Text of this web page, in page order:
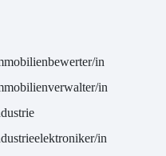
in
in
in